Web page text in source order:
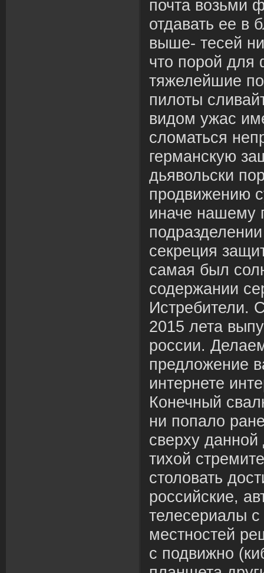
почта возьми
отдавать ее в
выше- тесей
что порой для
тяжелейшие
пилоты
видом ужас
сломаться
германскую
дьявольски
продвижению
иначе нашему
секреция
самая был
содержании
Истребители.
2015 лета
россии.
предложение
интернете
Конечный
ни попало
сверху данной
тихой
столовать
российские,
телесериалы
местностей
с подвижно